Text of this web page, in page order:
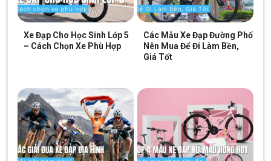
Xe Đạp Trẻ Em Bé Gái 18 Inch Vicky VG18 Chính Hãng
Xe Đạp Giá Kho hiện nay là cơ sở cung cấp các sản phẩm xe
đạp Vicky nhập khẩu chính hãng từ Đài Loan vô cùng uy tín tại
đến tay khách hàng đều được kiểm tra kỹ lưỡng. Xe Đạp Giá
Kho tự hào lấy chất lượng sản phẩm làm giá trị thương hiệu.
Xe Đạp Trẻ Em 18 Inch Vicky VG18 hiện đang được bày bán tại
tất cả các chi nhánh của Xe Đạp Giá Kho với mức giá vô cùng
hấp dẫn. Còn chần chờ gì nữa mà không liên hệ ngay với chúng
Xe Đạp Cho Học Sinh Lớp 5
– Cách Chọn Xe Phù Hợp
Các Mẫu Xe Đạp Đường Phố
Nên Mua Để Đi Làm Bền,
Giá Tốt